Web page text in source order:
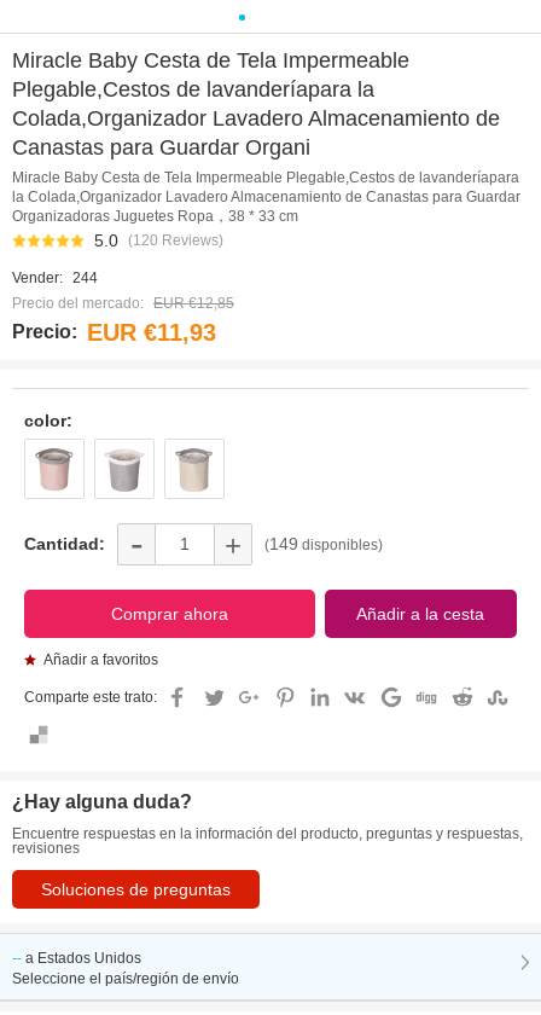
Miracle Baby Cesta de Tela Impermeable
Plegable,Cestos de lavanderíapara la
Colada,Organizador Lavadero Almacenamiento de
Canastas para Guardar Organi
Miracle Baby Cesta de Tela Impermeable Plegable,Cestos de lavanderíapara
la Colada,Organizador Lavadero Almacenamiento de Canastas para Guardar
Organizadoras Juguetes Ropa，38 * 33 cm
5.0 (120 Reviews)
Vender: 244
Precio del mercado: EUR €12,85
Precio: EUR €11,93
color:
Cantidad: - + (149 disponibles)
Añadir a favoritos
Comparte este trato:
¿Hay alguna duda?
Encuentre respuestas en la información del producto, preguntas y respuestas,
revisiones
Soluciones de preguntas
-- a Estados Unidos
Seleccione el país/región de envío